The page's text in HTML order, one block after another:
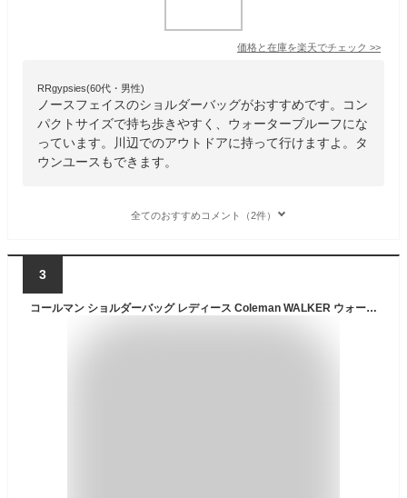
価格と在庫を楽天でチェック >>
RRgypsies(60代・男性)
ノースフェイスのショルダーバッグがおすすめです。コン
パクトサイズで持ち歩きやすく、ウォータープルーフにな
っています。川辺でのアウトドアに持って行けますよ。タ
ウンユースもできます。
全てのおすすめコメント（2件）
3
コールマン ショルダーバッグ レディース Coleman WALKER ウォーカー WALKER POUCH S ウォーカーポーチS ミニショルダーバッグ 斜め掛けバッグ ウエストポーチ ウエストバッグ 2WAY 撥水 レジャー ハイキング アウトドア フェス 旅行 普段使い ブランド メンズ 男女兼用